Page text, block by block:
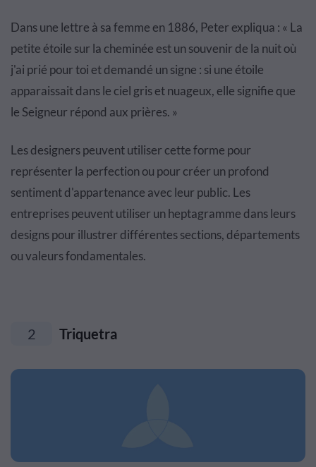
Dans une lettre à sa femme en 1886, Peter expliqua : « La
petite étoile sur la cheminée est un souvenir de la nuit où
j'ai prié pour toi et demandé un signe : si une étoile
apparaissait dans le ciel gris et nuageux, elle signifie que
le Seigneur répond aux prières. »
Les designers peuvent utiliser cette forme pour
représenter la perfection ou pour créer un profond
sentiment d'appartenance avec leur public. Les
entreprises peuvent utiliser un heptagramme dans leurs
designs pour illustrer différentes sections, départements
ou valeurs fondamentales.
2 Triquetra